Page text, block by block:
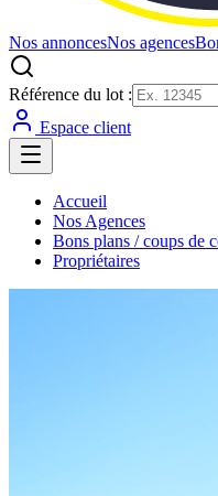
Nos annoncesNos agences
Référence du lot :
Espace client
Accueil
Nos Agences
Bons plans / coups de
Propriétaires